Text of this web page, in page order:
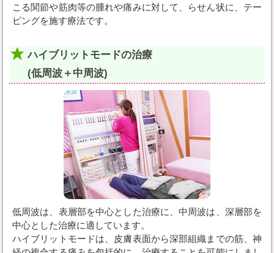
こる関節や筋肉等の腫れや痛みに対して、らせん状に、テー
ピングを施す療法です。
ハイブリットモードの治療
(低周波＋中周波)
低周波は、表層部を中心とした治療に、中周波は、深層部を
中心とした治療に適しています。
ハイブリットモードは、皮膚表面から深部組織までの筋、神